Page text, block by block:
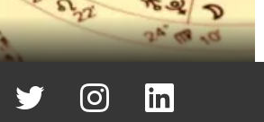
T instagram Linkedin Fal